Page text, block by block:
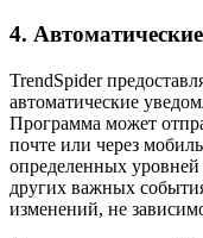
4.
TrendSpider
автоматические
Программа может
почте или через
определенных
других важных
изменений, не